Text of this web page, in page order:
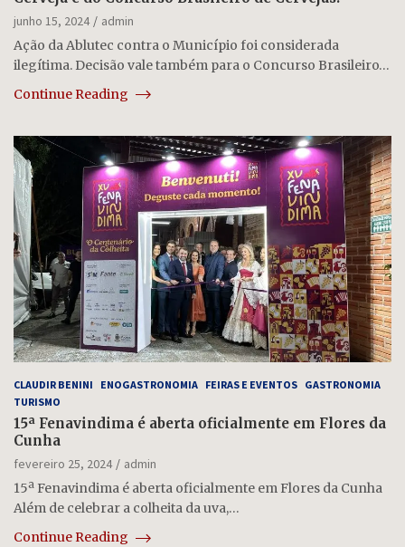
junho 15, 2024
admin
Ação da Ablutec contra o Município foi considerada
ilegítima. Decisão vale também para o Concurso Brasileiro…
Continue Reading
CLAUDIR BENINI ENOGASTRONOMIA FEIRAS E EVENTOS GASTRONOMIA
TURISMO
15ª Fenavindima é aberta oficialmente em Flores da
Cunha
fevereiro 25, 2024
admin
15ª Fenavindima é aberta oficialmente em Flores da Cunha
Além de celebrar a colheita da uva,…
Continue Reading